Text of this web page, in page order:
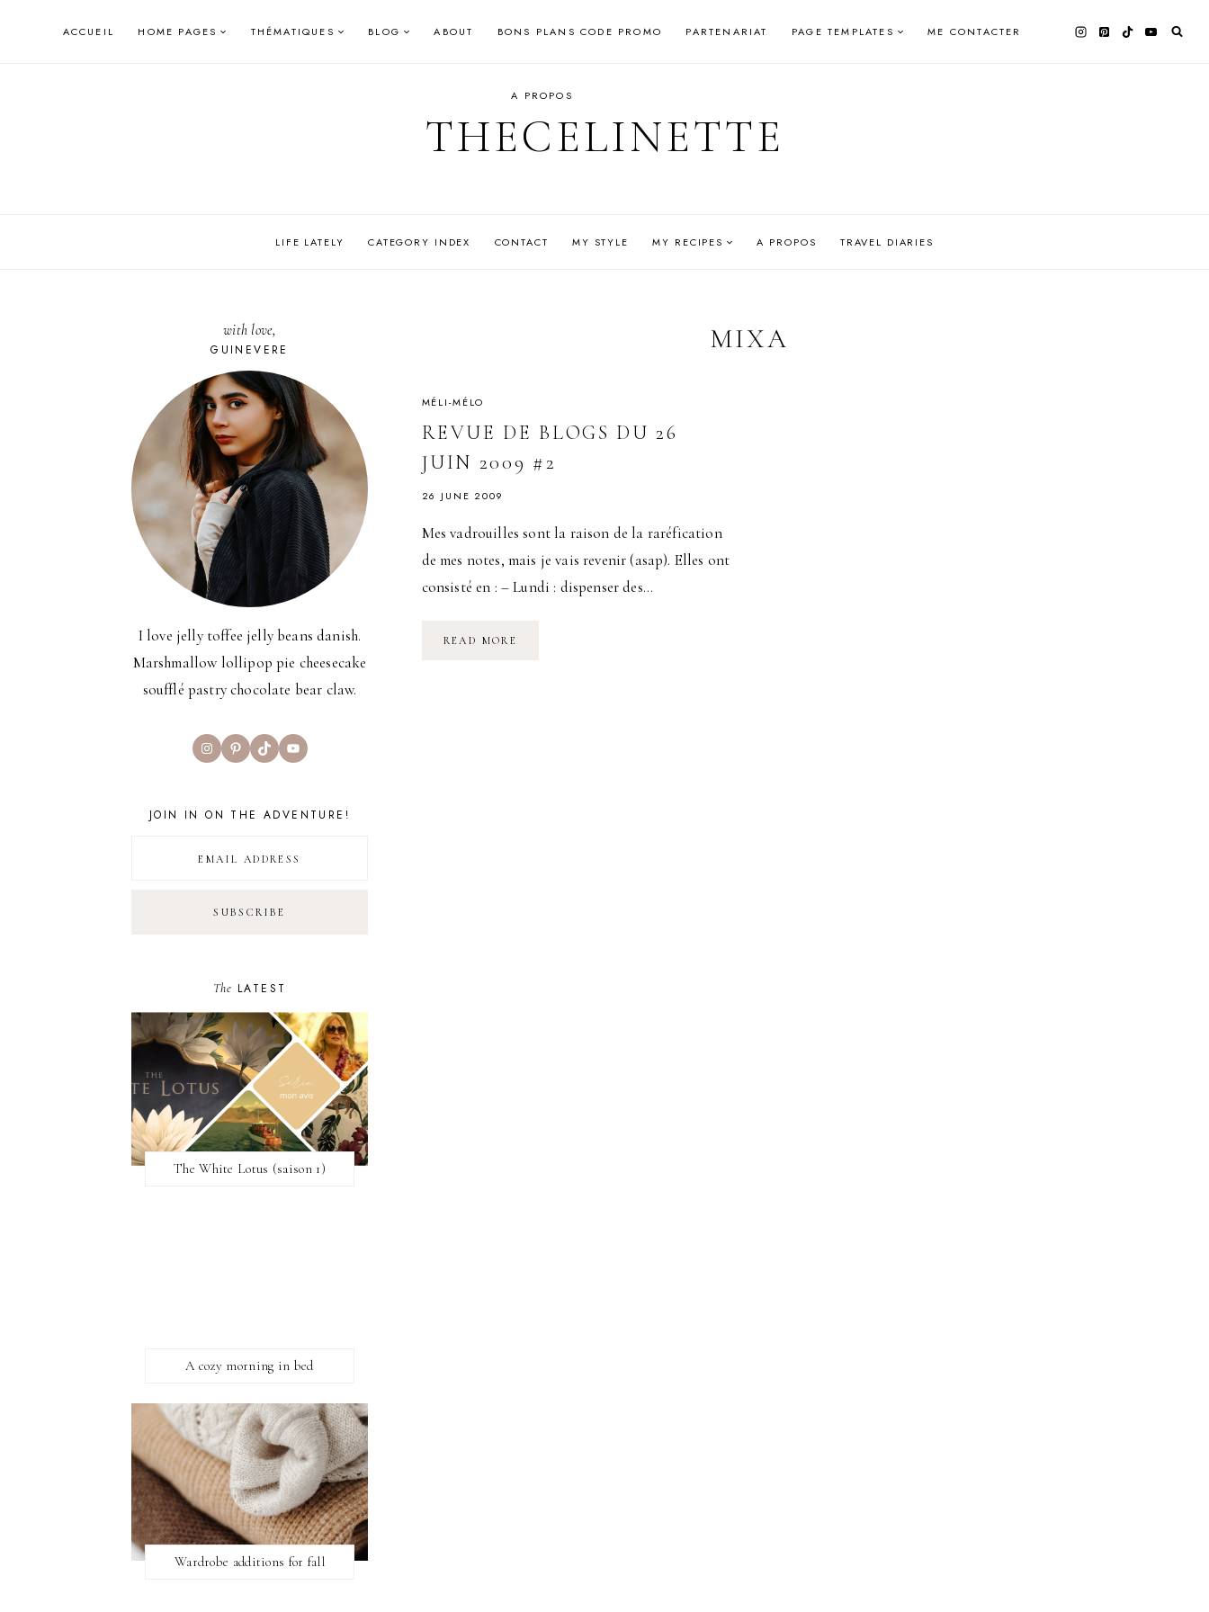
ACCUEIL HOME PAGES THÉMATIQUES BLOG ABOUT BONS PLANS CODE PROMO PARTENARIAT PAGE TEMPLATES ME CONTACTER
A PROPOS
THECELINETTE
LIFE LATELY CATEGORY INDEX CONTACT MY STYLE MY RECIPES A PROPOS TRAVEL DIARIES
MIXA
MÉLI-MÉLO
REVUE DE BLOGS DU 26
JUIN 2009 #2
26 JUNE 2009
Mes vadrouilles sont la raison de la raréfication
de mes notes, mais je vais revenir (asap). Elles ont
consisté en : – Lundi : dispenser des…
READ MORE
with love,
GUINEVERE
I love jelly toffee jelly beans danish.
Marshmallow lollipop pie cheesecake
soufflé pastry chocolate bear claw.
InstagramPinterest
TikTokYouTube
JOIN IN ON THE ADVENTURE!
The LATEST
The White Lotus (saison 1)
A cozy morning in bed
Wardrobe additions for fall